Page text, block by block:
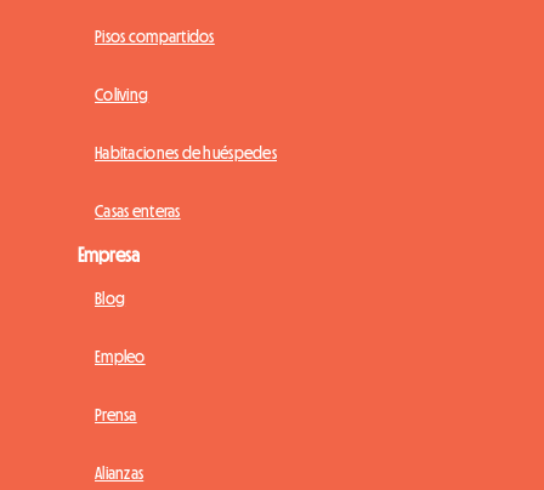
Pisos compartidos
Coliving
Habitaciones de huéspedes
Casas enteras
Empresa
Blog
Empleo
Prensa
Alianzas